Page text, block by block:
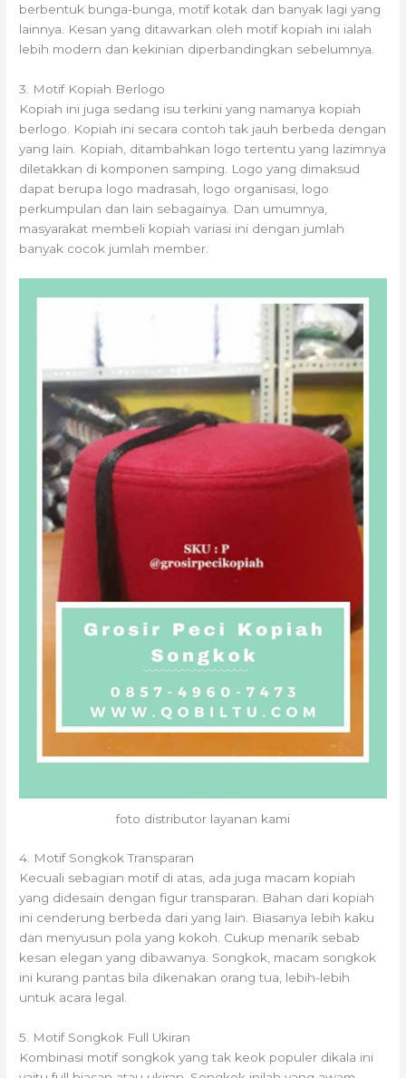
berbentuk bunga-bunga, motif kotak dan banyak lagi yang
lainnya. Kesan yang ditawarkan oleh motif kopiah ini ialah
lebih modern dan kekinian diperbandingkan sebelumnya.
3. Motif Kopiah Berlogo
Kopiah ini juga sedang isu terkini yang namanya kopiah
berlogo. Kopiah ini secara contoh tak jauh berbeda dengan
yang lain. Kopiah, ditambahkan logo tertentu yang lazimnya
diletakkan di komponen samping. Logo yang dimaksud
dapat berupa logo madrasah, logo organisasi, logo
perkumpulan dan lain sebagainya. Dan umumnya,
masyarakat membeli kopiah variasi ini dengan jumlah
banyak cocok jumlah member.
foto distributor layanan kami
4. Motif Songkok Transparan
Kecuali sebagian motif di atas, ada juga macam kopiah
yang didesain dengan figur transparan. Bahan dari kopiah
ini cenderung berbeda dari yang lain. Biasanya lebih kaku
dan menyusun pola yang kokoh. Cukup menarik sebab
kesan elegan yang dibawanya. Songkok, macam songkok
ini kurang pantas bila dikenakan orang tua, lebih-lebih
untuk acara legal.
5. Motif Songkok Full Ukiran
Kombinasi motif songkok yang tak keok populer dikala ini